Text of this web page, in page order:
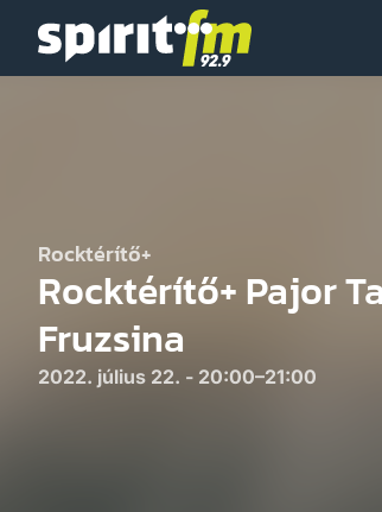
Spirit
Rocktérítő+
Rocktérítő+ Pajor
Fruzsina
2022. július 22. - 20:00–21:00